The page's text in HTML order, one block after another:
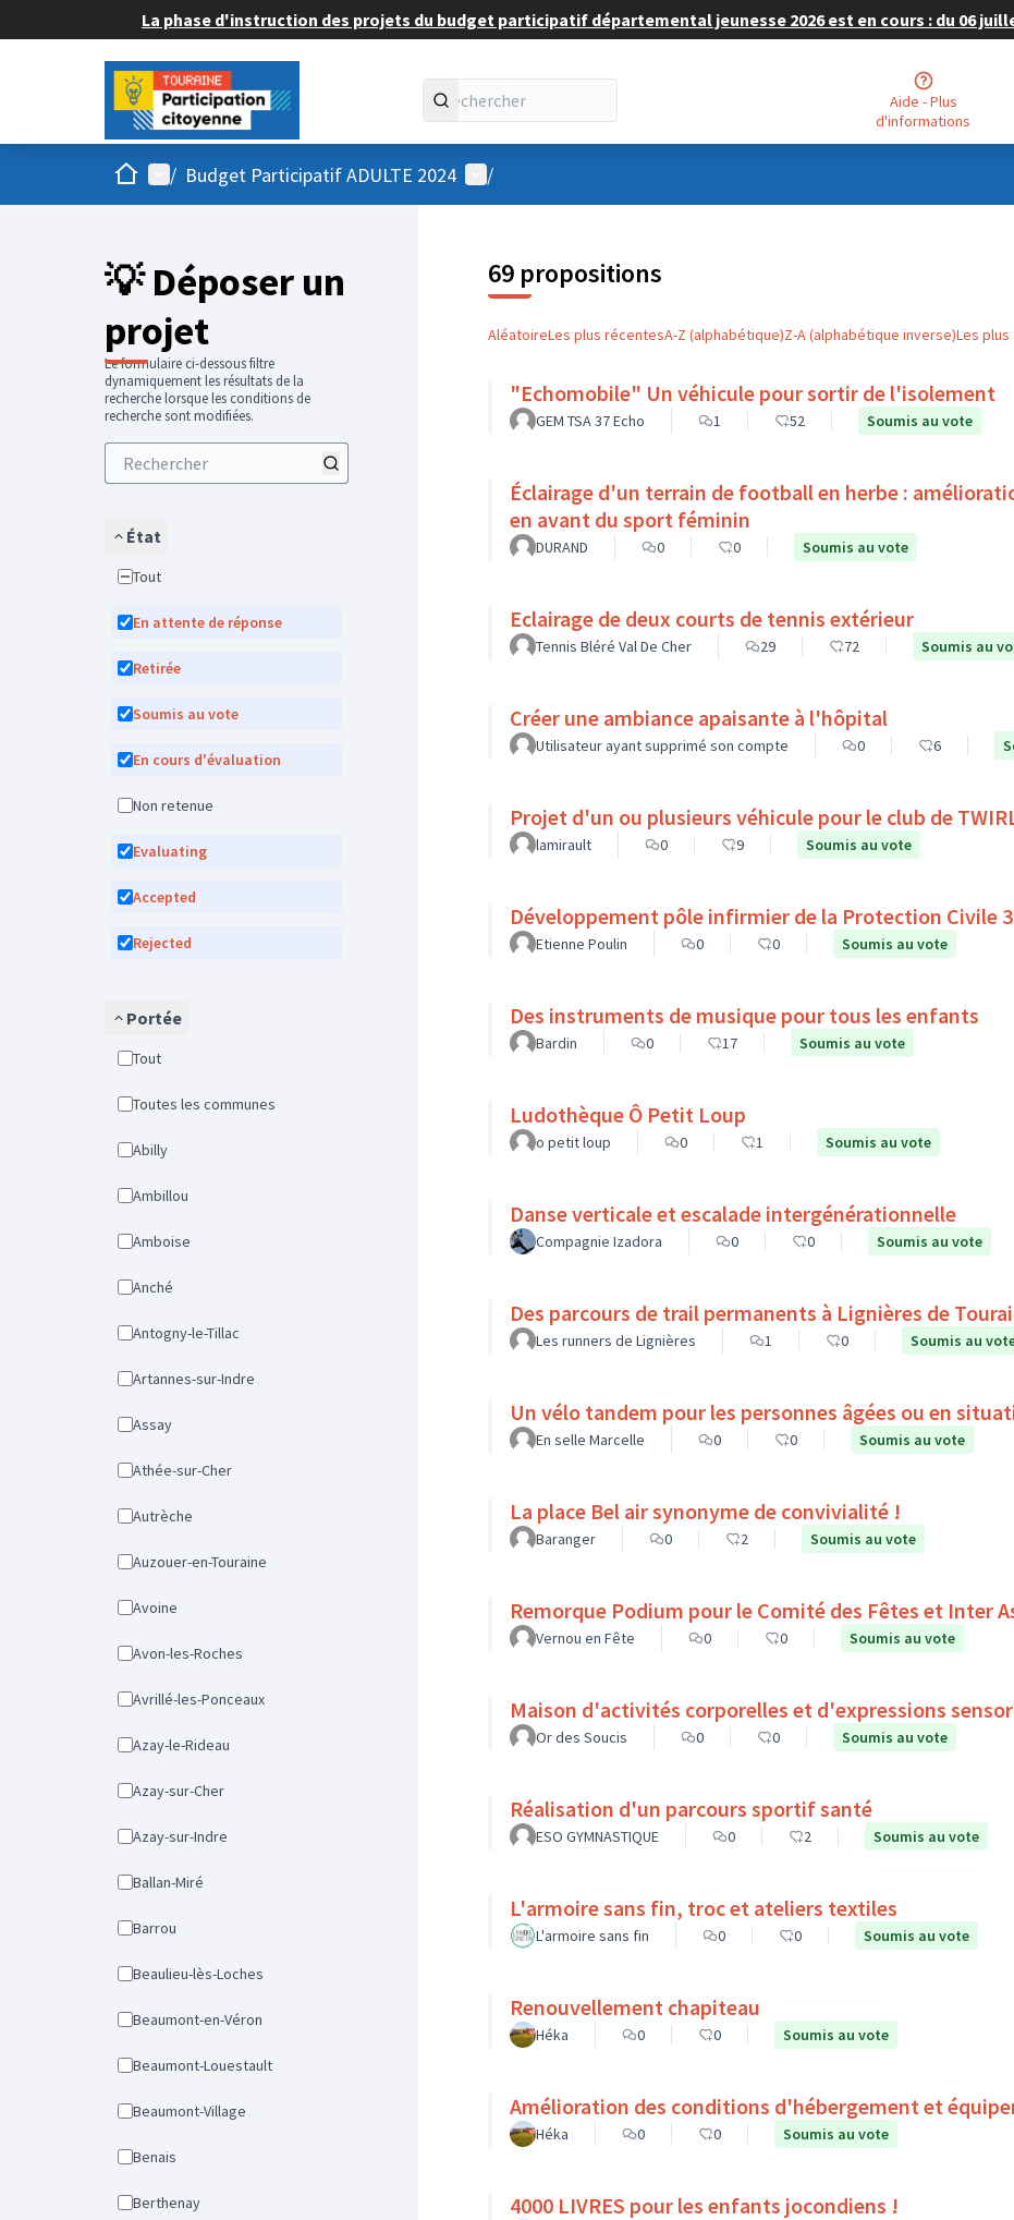
La phase d'instruction des projets du budget participatif départemental jeunesse 2026 est en cours : du 06
Aide - Plus
d'informations
AccueilMenu principal
/ Budget Participatif ADULTE 2024 Menu utilisateur
/
💡 Déposer un
projet
Le formulaire ci-dessous filtre
dynamiquement les résultats de la
recherche lorsque les conditions de
recherche sont modifiées.
État
Tout
En attente de réponse
Retirée
Soumis au vote
En cours d'évaluation
Non retenue
Evaluating
Accepted
Rejected
Portée
Tout
Toutes les communes
Abilly
Ambillou
Amboise
Anché
Antogny-le-Tillac
Artannes-sur-Indre
Assay
Athée-sur-Cher
Autrèche
Auzouer-en-Touraine
Avoine
Avon-les-Roches
Avrillé-les-Ponceaux
Azay-le-Rideau
Azay-sur-Cher
Azay-sur-Indre
Ballan-Miré
Barrou
Beaulieu-lès-Loches
Beaumont-en-Véron
Beaumont-Louestault
Beaumont-Village
Benais
Berthenay
69 propositions
AléatoireLes plus récentesA-Z (alphabétique)Z-A (alphabétique inverse)Les
"Echomobile" Un véhicule pour sortir de l'isolement
GEM TSA 37 Echo 1 52 Soumis au vote
Éclairage d'un terrain de football en herbe :
en avant du sport féminin
DURAND 0 0 Soumis au vote
Eclairage de deux courts de tennis extérieur
Tennis Bléré Val De Cher 29 72 Soumis au
Créer une ambiance apaisante à l'hôpital
Utilisateur ayant supprimé son compte 0 6
Projet d'un ou plusieurs véhicule pour le club de
lamirault 0 9 Soumis au vote
Développement pôle infirmier de la Protection Civile
Etienne Poulin 0 0 Soumis au vote
Des instruments de musique pour tous les enfants
Bardin 0 17 Soumis au vote
Ludothèque Ô Petit Loup
o petit loup 0 1 Soumis au vote
Danse verticale et escalade intergénérationnelle
Compagnie Izadora 0 0 Soumis au vote
Des parcours de trail permanents à Lignières de
Les runners de Lignières 1 0 Soumis au
Un vélo tandem pour les personnes âgées ou en
En selle Marcelle 0 0 Soumis au vote
La place Bel air synonyme de convivialité !
Baranger 0 2 Soumis au vote
Remorque Podium pour le Comité des Fêtes et Inter
Vernou en Fête 0 0 Soumis au vote
Maison d'activités corporelles et d'expressions
Or des Soucis 0 0 Soumis au vote
Réalisation d'un parcours sportif santé
ESO GYMNASTIQUE 0 2 Soumis au vote
L'armoire sans fin, troc et ateliers textiles
L'armoire sans fin 0 0 Soumis au vote
Renouvellement chapiteau
Héka 0 0 Soumis au vote
Amélioration des conditions d'hébergement et
Héka 0 0 Soumis au vote
4000 LIVRES pour les enfants jocondiens !